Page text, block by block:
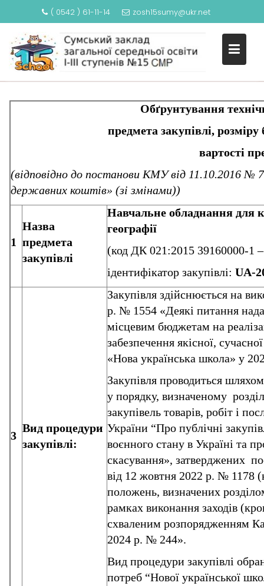
( 0542 ) 61-11-14 zosh15sumy@ukr.net
ОБГРУНТУВАННЯ ТЕХНІЧНИХ,
ЯКІСНИХ ХАРАТЕРИСТИК,
ОЧІКУВАНОЇ ВАРТОСТІ НУШ
Обґрунтування технічних та
предмета закупівлі, розміру
вартості предмета
(відповідно до постанови КМУ від 11.10.2016 №
державних коштів» (зі змінами))
1
Назва
предмета
закупівлі
Навчальне обладнання для
географії
(код ДК 021:2015 39160000-1
ідентифікатор закупівлі: UA-
3
Вид процедури
закупівлі:
Закупівля здійснюється на
р. № 1554 «Деякі питання
місцевим бюджетам на
забезпечення якісної,
«Нова українська школа» у
Закупівля проводиться
у порядку, визначеному
закупівель товарів, робіт і
України “Про публічні
воєнного стану в Україні та
скасування», затверджених
від 12 жовтня 2022 р. № 1178
положень, визначених
рамках виконання заходів
схваленим розпорядженням
2024 р. № 244».
Вид процедури закупівлі
потреб “Нової української